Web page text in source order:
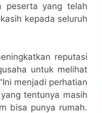
peserta yang telah
kepada seluruh
reputasi
untuk melihat
menjadi perhatian
tentunya masih
bisa punya rumah.